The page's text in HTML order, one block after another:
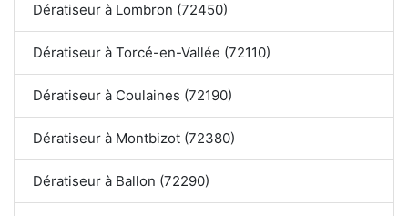
Dératiseur à Lombron (72450)
Dératiseur à Torcé-en-Vallée (72110)
Dératiseur à Coulaines (72190)
Dératiseur à Montbizot (72380)
Dératiseur à Ballon (72290)